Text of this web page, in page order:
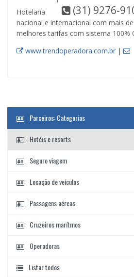
(31) 9276-
Hotelaria
nacional e internacional com mais
melhores tarifas com sistema 100%
www.trendoperadora.com.br|
Parceiros: Categorias
Hotéis e resorts
Seguro viagem
Locação de veículos
Passagens aéreas
Cruzeiros marítmos
Operadoras
Listar todos